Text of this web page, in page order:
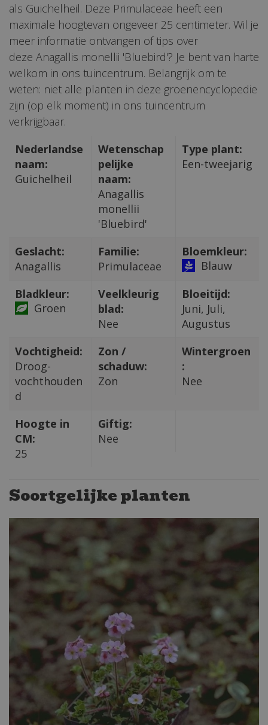
als Guichelheil. Deze Primulaceae heeft een
maximale hoogtevan ongeveer 25 centimeter. Wil je
meer informatie ontvangen of tips over
deze Anagallis monellii 'Bluebird'? Je bent van harte
welkom in ons tuincentrum. Belangrijk om te
weten: niet alle planten in deze groenencyclopedie
zijn (op elk moment) in ons tuincentrum
verkrijgbaar.
Nederlandse
naam:
Guichelheil
Wetenschap
pelijke
naam:
Anagallis
monellii
'Bluebird'
Type plant:
Een-tweejarig
Geslacht:
Anagallis
Familie:
Primulaceae
Bloemkleur:
Blauw
Bladkleur:
Groen
Veelkleurig
blad:
Nee
Bloeitijd:
Juni, Juli,
Augustus
Vochtigheid:
Droog-
vochthouden
d
Zon /
schaduw:
Zon
Wintergroen
:
Nee
Hoogte in
CM:
25
Giftig:
Nee
Soortgelijke planten